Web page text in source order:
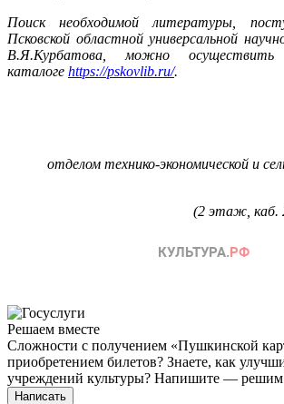
Поиск необходимой литературы,
Псковской областной универсальной
В.Я.Курбатова, можно
каталоге https://pskovlib.ru/.
отделом технико-экономической и
(2 этаж, каб.
Решаем вместе
Сложности с получением «Пушкинской
приобретением билетов? Знаете, как
учреждений культуры? Напишите —
Написать